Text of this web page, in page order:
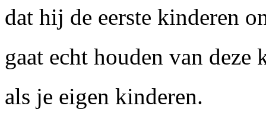
dat hij de eerste kinderen
gaat echt houden van deze
als je eigen kinderen.